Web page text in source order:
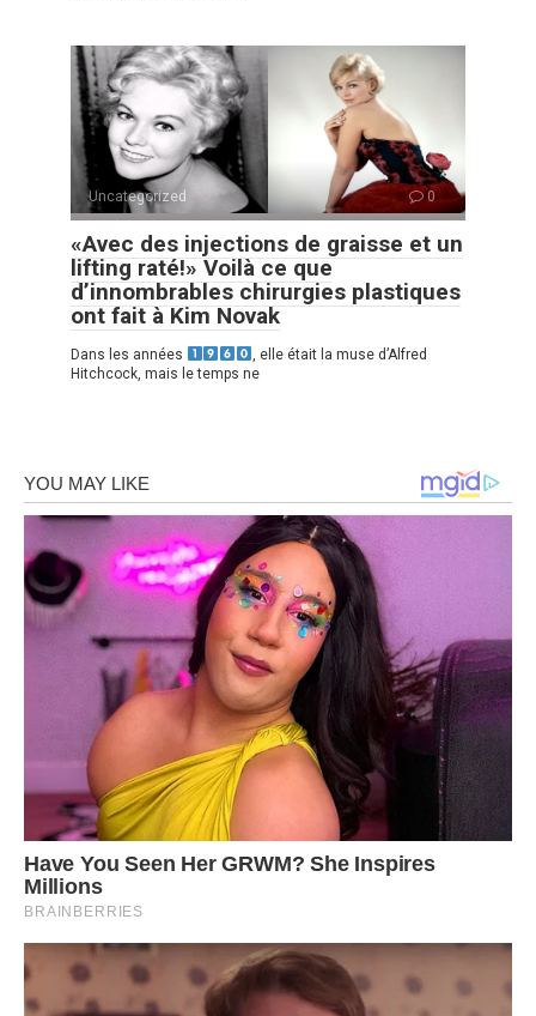
Uncategorized 0
«Avec des injections de graisse et un
lifting raté!» Voilà ce que
d’innombrables chirurgies plastiques
ont fait à Kim Novak
Dans les années
, elle était la muse d’Alfred
Hitchcock, mais le temps ne